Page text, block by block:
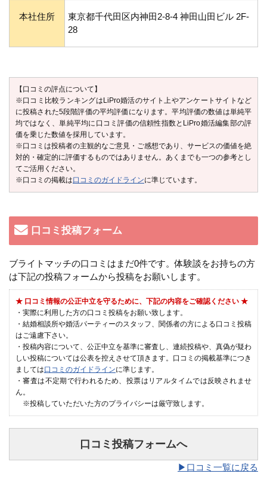
本社住所
東京都千代田区内神田2-8-4 神田山田ビル 2F-
28
【口コミの評点について】
※口コミ比較ランキングはLiPro婚活のサイト上やアンケートサイトなど
に投稿された5段階評価の平均評価になります。平均評価の数値は単純平
均ではなく、単純平均に口コミ評価の信頼性指数とLiPro婚活編集部の評
価を乗じた数値を採用しています。
※口コミは投稿者の主観的なご意見・ご感想であり、サービスの価値を絶
対的・確定的に評価するものではありません。あくまでも一つの参考とし
てご活用ください。
※口コミの掲載は口コミのガイドラインに準じています。
口コミ投稿フォーム
ブライトマッチの口コミはまだ0件です。体験談をお持ちの方
は下記の投稿フォームから投稿をお願いします。
★ 口コミ情報の公正中立を守るために、下記の内容をご確認ください ★
・実際に利用した方の口コミ投稿をお願い致します。
・結婚相談所や婚活パーティーのスタッフ、関係者の方による口コミ投稿
はご遠慮下さい。
・投稿内容について、公正中立を基準に審査し、連続投稿や、真偽が疑わ
しい投稿については公表を控えさせて頂きます。口コミの掲載基準につき
ましては口コミのガイドラインに準じます。
・審査は不定期で行われるため、投票はリアルタイムでは反映されませ
ん。
※投稿していただいた方のプライバシーは厳守致します。
口コミ投稿フォームへ
▶︎口コミ一覧に戻る